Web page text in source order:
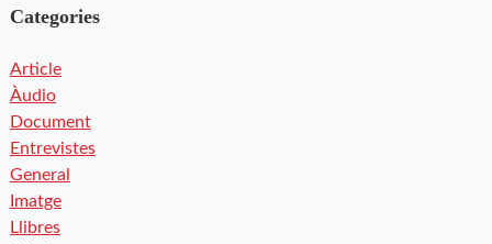
Categories
Article
Àudio
Document
Entrevistes
General
Imatge
Llibres